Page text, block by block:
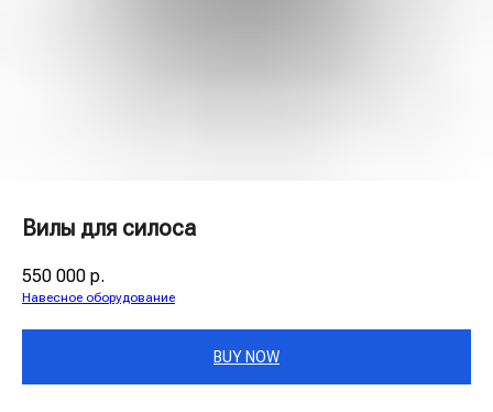
Вилы для силоса
550 000 р.
Навесное оборудование
BUY NOW